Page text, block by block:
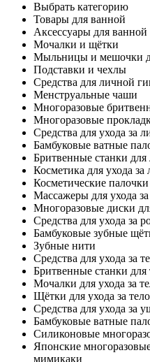
Выбрать категорию
Товары для ванной
Аксессуары для ванной
Мочалки и щётки
Мыльницы и мешочки
Подставки и чехлы
Средства для личной
Менструальные чаши
Многоразовые
Многоразовые
Средства для ухода за
Бамбуковые ватные
Бритвенные станки для
Косметика для ухода за
Косметические палочки
Массажеры для ухода
Многоразовые диски
Средства для ухода за
Бамбуковые зубные
Зубные нити
Средства для ухода за
Бритвенные станки для
Мочалки для ухода за
Щётки для ухода за
Средства для ухода за
Бамбуковые ватные
Силиконовые
Японские
мимикаки